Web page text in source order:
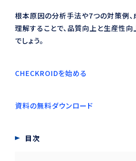
根本原因の分析手法や7つの対策例、
理解することで、品質向上と生産性
でしょう。
CHECKROIDを始める
資料の無料ダウンロード
目次